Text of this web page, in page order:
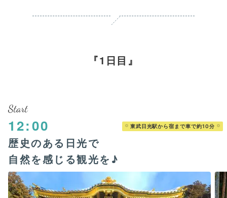
1日目
Start
12:00 東武日光駅から宿まで車で約10分
歴史のある日光で
自然を感じる観光を♪